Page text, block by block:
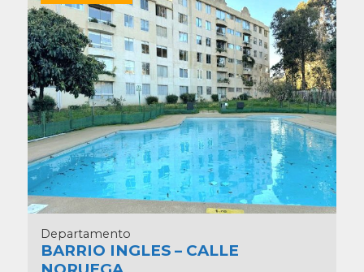
Departamento
BARRIO INGLES – CALLE